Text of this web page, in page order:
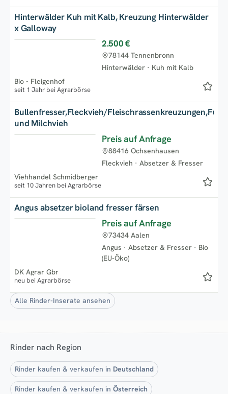
Hinterwälder Kuh mit Kalb, Kreuzung Hinterwälder
x Galloway
2.500 €
Hinterwälder · Kuh mit Kalb
78144 Tennenbronn
Bio - Fleigenhof
seit 1 Jahr bei Agrarbörse
Bullenfresser,Fleckvieh/
und Milchvieh
Preis auf Anfrage
Fleckvieh · Absetzer & Fresser
88416 Ochsenhausen
Viehhandel Schmidberger
seit 10 Jahren bei Agrarbörse
Angus absetzer bioland fresser färsen
Preis auf Anfrage
Angus · Absetzer & Fresser · Bio
(EU-Öko)
73434 Aalen
DK Agrar Gbr
neu bei Agrarbörse
Alle Rinder-Inserate ansehen
Rinder nach Region
Rinder kaufen & verkaufen in Deutschland
Rinder kaufen & verkaufen in Österreich